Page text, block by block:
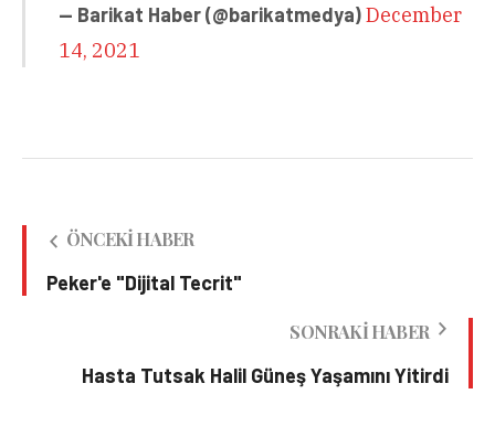
— Barikat Haber (@barikatmedya)December
14, 2021
ÖNCEKI HABER
Peker'e "Dijital Tecrit"
SONRAKI HABER
Hasta Tutsak Halil Güneş Yaşamını Yitirdi